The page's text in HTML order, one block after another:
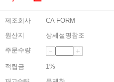
제조회사
CA FORM
원산지
상세설명참조
주문수량
적립금
1%